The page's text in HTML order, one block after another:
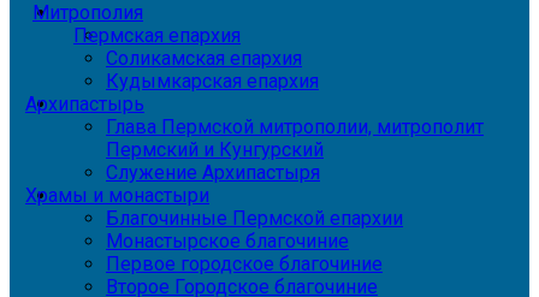
Митрополия
Пермская епархия
Соликамская епархия
Кудымкарская епархия
Архипастырь
Глава Пермской митрополии, митрополит
Пермский и Кунгурский
Служение Архипастыря
Храмы и монастыри
Благочинные Пермской епархии
Монастырское благочиние
Первое городское благочиние
Второе Городское благочиние